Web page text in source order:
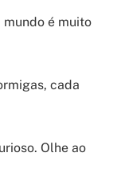
mundo é muito
cada
Olhe ao